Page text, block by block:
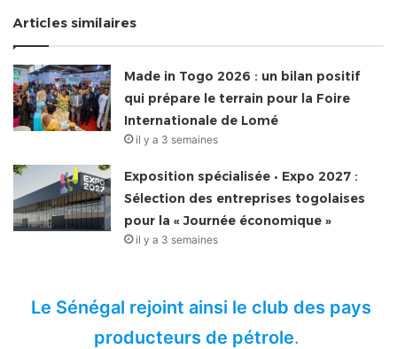
Articles similaires
Made in Togo 2026 : un bilan positif
qui prépare le terrain pour la Foire
Internationale de Lomé
il y a 3 semaines
Exposition spécialisée • Expo 2027 :
Sélection des entreprises togolaises
pour la « Journée économique »
il y a 3 semaines
Le Sénégal rejoint ainsi le club des pays
producteurs de pétrole.